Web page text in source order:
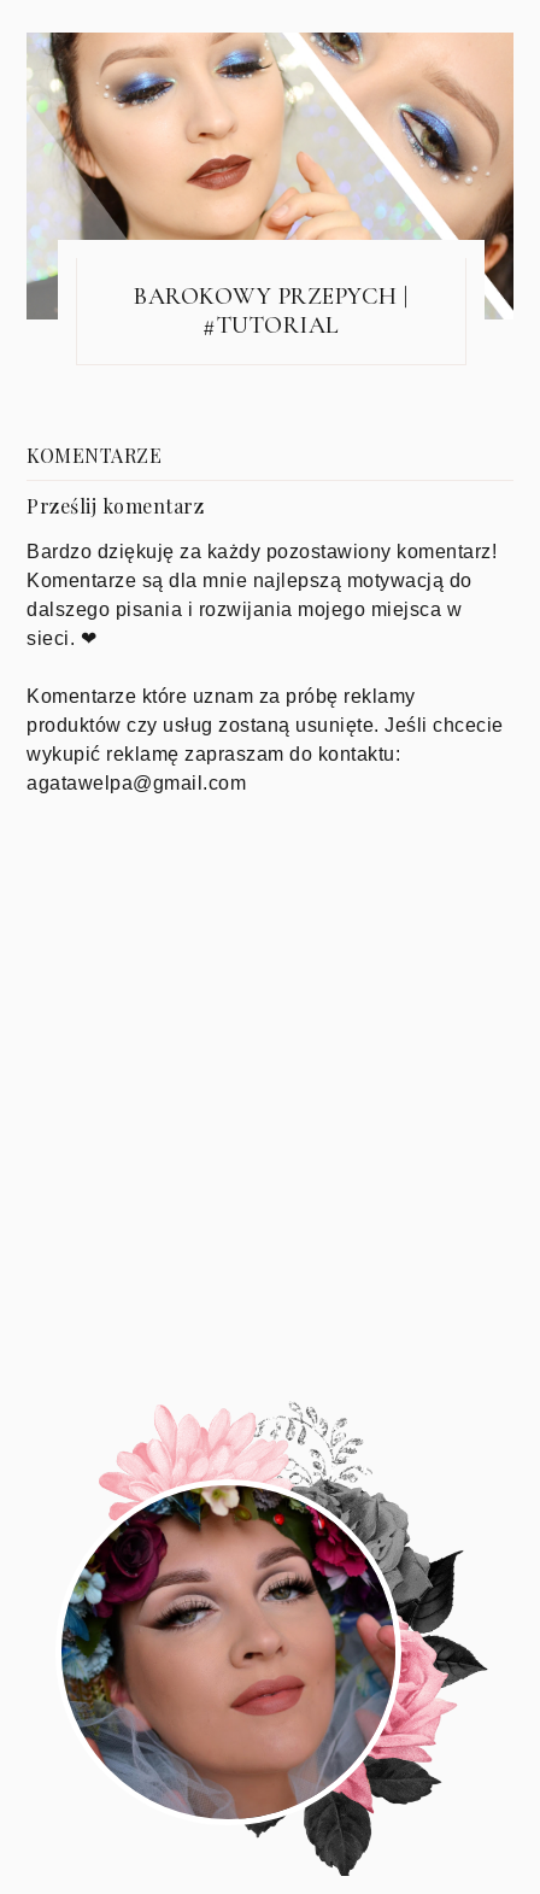
BAROKOWY PRZEPYCH |
#TUTORIAL
KOMENTARZE
Prześlij komentarz
Bardzo dziękuję za każdy pozostawiony komentarz!
Komentarze są dla mnie najlepszą motywacją do
dalszego pisania i rozwijania mojego miejsca w
sieci. ❤
Komentarze które uznam za próbę reklamy
produktów czy usług zostaną usunięte. Jeśli chcecie
wykupić reklamę zapraszam do kontaktu:
agatawelpa@gmail.com